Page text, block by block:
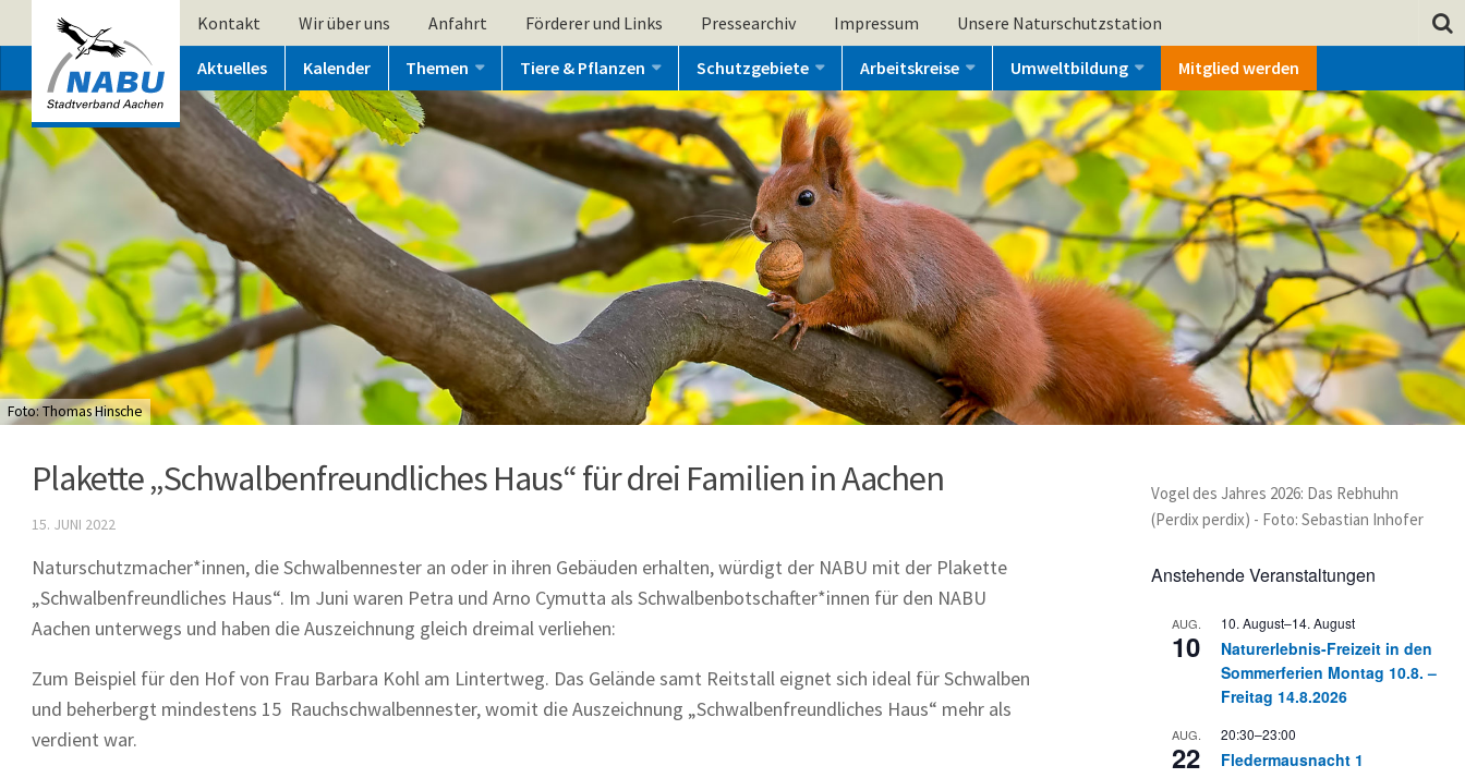
Kontakt Wir über uns Anfahrt Förderer und Links Pressearchiv Impressum Unsere Naturschutzstation
Aktuelles Kalender Themen Tiere & Pflanzen Schutzgebiete Arbeitskreise Umweltbildung Mitglied werden
Foto: Thomas Hinsche
Plakette „Schwalbenfreundliches Haus“ für drei Familien in Aachen
15. JUNI 2022
Naturschutzmacher*innen, die Schwalbennester an oder in ihren Gebäuden erhalten, würdigt der NABU mit der Plakette
„Schwalbenfreundliches Haus“. Im Juni waren Petra und Arno Cymutta als Schwalbenbotschafter*innen für den NABU
Aachen unterwegs und haben die Auszeichnung gleich dreimal verliehen:
Zum Beispiel für den Hof von Frau Barbara Kohl am Lintertweg. Das Gelände samt Reitstall eignet sich ideal für Schwalben
und beherbergt mindestens 15 Rauchschwalbennester, womit die Auszeichnung „Schwalbenfreundliches Haus“ mehr als
verdient war.
Vogel des Jahres 2026: Das Rebhuhn
(Perdix perdix) - Foto: Sebastian Inhofer
Anstehende Veranstaltungen
AUG.
10
10. August–14. August
Naturerlebnis-Freizeit in den
Sommerferien Montag 10.8. –
Freitag 14.8.2026
AUG.
22
20:30–23:00
Fledermausnacht 1